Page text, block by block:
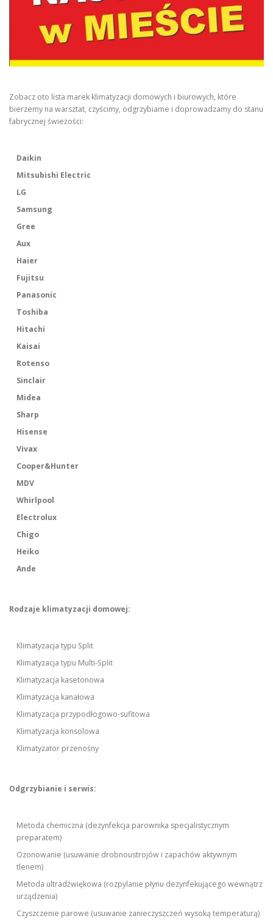
Zobacz oto lista marek klimatyzacji domowych i biurowych, które
bierzemy na warsztat, czyścimy, odgrzybiame i doprowadzamy do stanu
fabrycznej świeżości:
Daikin
Mitsubishi Electric
LG
Samsung
Gree
Aux
Haier
Fujitsu
Panasonic
Toshiba
Hitachi
Kaisai
Rotenso
Sinclair
Midea
Sharp
Hisense
Vivax
Cooper&Hunter
MDV
Whirlpool
Electrolux
Chigo
Heiko
Ande
Rodzaje klimatyzacji domowej:
Klimatyzacja typu Split
Klimatyzacja typu Multi-Split
Klimatyzacja kasetonowa
Klimatyzacja kanałowa
Klimatyzacja przypodłogowo-sufitowa
Klimatyzacja konsolowa
Klimatyzator przenośny
Odgrzybianie i serwis:
Metoda chemiczna (dezynfekcja parownika specjalistycznym
preparatem)
Ozonowanie (usuwanie drobnoustrojów i zapachów aktywnym
tlenem)
Metoda ultradźwiękowa (rozpylanie płynu dezynfekującego wewnątrz
urządzenia)
Czyszczenie parowe (usuwanie zanieczyszczeń wysoką temperaturą)